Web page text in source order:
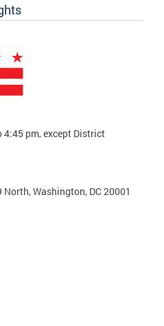
4:45 pm, except District
Washington, DC 20001